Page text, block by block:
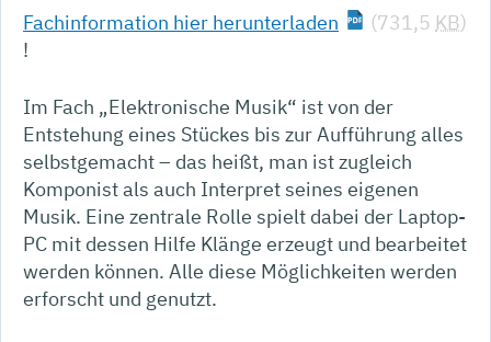
Fachinformation hier herunterladen (731,5 KB)
!
Im Fach „Elektronische Musik“ ist von der
Entstehung eines Stückes bis zur Aufführung alles
selbstgemacht – das heißt, man ist zugleich
Komponist als auch Interpret seines eigenen
Musik. Eine zentrale Rolle spielt dabei der Laptop-
PC mit dessen Hilfe Klänge erzeugt und bearbeitet
werden können. Alle diese Möglichkeiten werden
erforscht und genutzt.